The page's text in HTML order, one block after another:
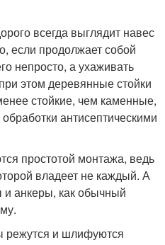
всегда выглядит навес
если продолжает собой
непросто, а ухаживать
этом деревянные стойки
стойкие, чем каменные,
антисептическими
простотой монтажа, ведь
владеет не каждый. А
и анкеры, как обычный
режутся и шлифуются